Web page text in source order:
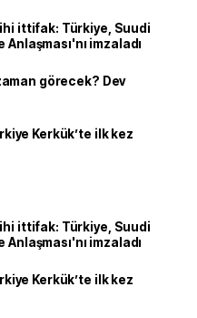
ittifak: Türkiye, Suudi
imzaladı
görecek? Dev
Kerkük’te ilk kez
ittifak: Türkiye, Suudi
imzaladı
Kerkük’te ilk kez